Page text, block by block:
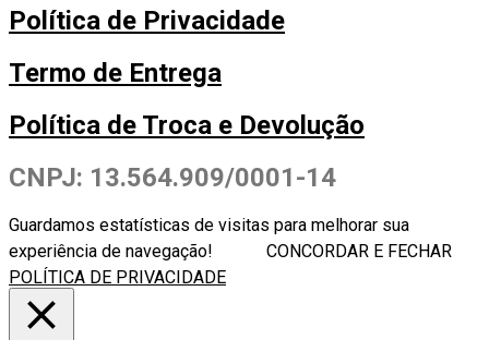
Política de Privacidade
Termo de Entrega
Política de Troca e Devolução
CNPJ: 13.564.909/0001-14
Guardamos estatísticas de visitas para melhorar sua
experiência de navegação!
CONCORDAR E FECHAR
POLÍTICA DE PRIVACIDADE